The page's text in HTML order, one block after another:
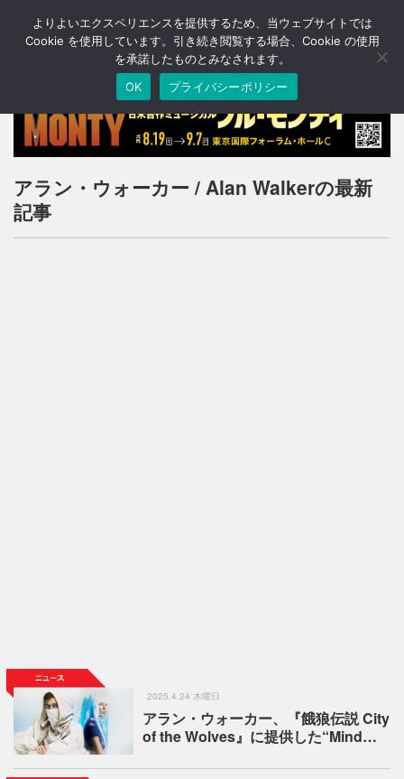
T
o
n
a
v
i
g
アラン・ウォーカー / Alan Walkerの最新
記事
2025.4.24 木曜日
アラン・ウォーカー、『餓狼伝説 City
of the Wolves』に提供した“Mind…
よりよいエクスペリエンスを提供するため、当ウェブサイトでは
Cookie を使用しています。引き続き閲覧する場合、Cookie の使用
を承諾したものとみなされます。
OK
プライバシーポリシー